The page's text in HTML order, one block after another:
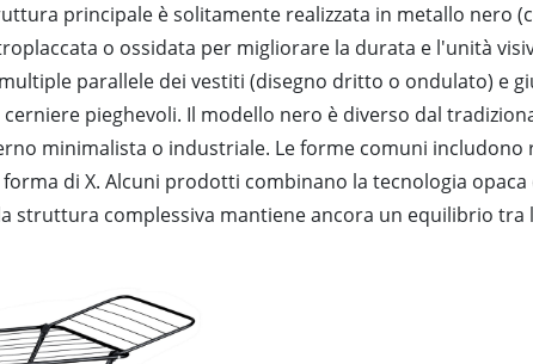
principale è solitamente realizzata in metallo nero
o ossidata per migliorare la durata e l'unità
parallele dei vestiti (disegno dritto o ondulato) e
pieghevoli. Il modello nero è diverso dal
minimalista o industriale. Le forme comuni includono
di X. Alcuni prodotti combinano la tecnologia opaca
struttura complessiva mantiene ancora un equilibrio tra